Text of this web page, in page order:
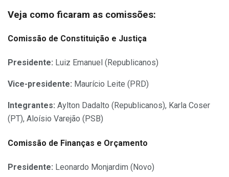
Veja como ficaram as comissões:
Comissão de Constituição e Justiça
Presidente: Luiz Emanuel (Republicanos)
Vice-presidente: Maurício Leite (PRD)
Integrantes: Aylton Dadalto (Republicanos), Karla Coser
(PT), Aloísio Varejão (PSB)
Comissão de Finanças e Orçamento
Presidente: Leonardo Monjardim (Novo)